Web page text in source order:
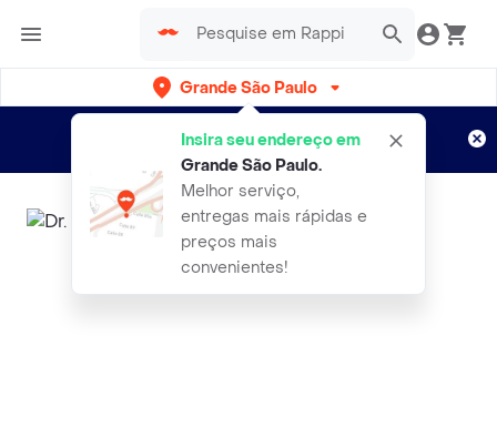
Grande São Paulo
Insira seu endereço em
Grande São Paulo.
Melhor serviço,
entregas mais rápidas e
preços mais
convenientes!
Entregas grátis por 15 dias!
Aplicam T&C